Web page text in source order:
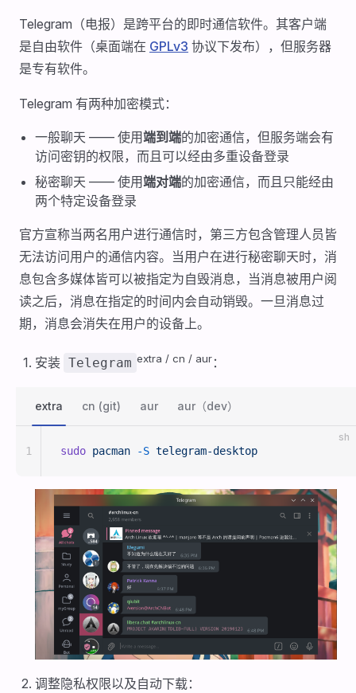
Telegram（电报）是跨平台的即时通信软件。其客户端
是自由软件（桌面端在 GPLv3 协议下发布），但服务器
是专有软件。
Telegram 有两种加密模式：
一般聊天 —— 使用端到端的加密通信，但服务端会有
访问密钥的权限，而且可以经由多重设备登录
秘密聊天 —— 使用端对端的加密通信，而且只能经由
两个特定设备登录
官方宣称当两名用户进行通信时，第三方包含管理人员皆
无法访问用户的通信内容。当用户在进行秘密聊天时，消
息包含多媒体皆可以被指定为自毁消息，当消息被用户阅
读之后，消息在指定的时间内会自动销毁。一旦消息过
期，消息会消失在用户的设备上。
安装 Telegram extra / cn / aur：
extra cn (git) aur aur（dev）
sh
sudo pacman -S telegram-desktop
1
调整隐私权限以及自动下载：